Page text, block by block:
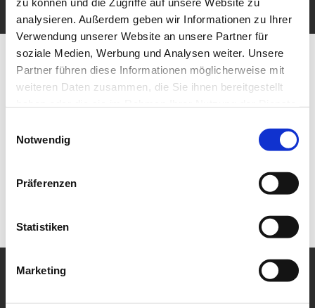
analysieren. Außerdem geben wir Informationen zu Ihrer
Verwendung unserer Website an unsere Partner für
soziale Medien, Werbung und Analysen weiter. Unsere
Partner führen diese Informationen möglicherweise mit
weiteren Daten zusammen, die Sie ihnen bereitgestellt
Notwendig
Präferenzen
Statistiken
Marketing